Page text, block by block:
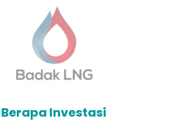
Berapa Investasi